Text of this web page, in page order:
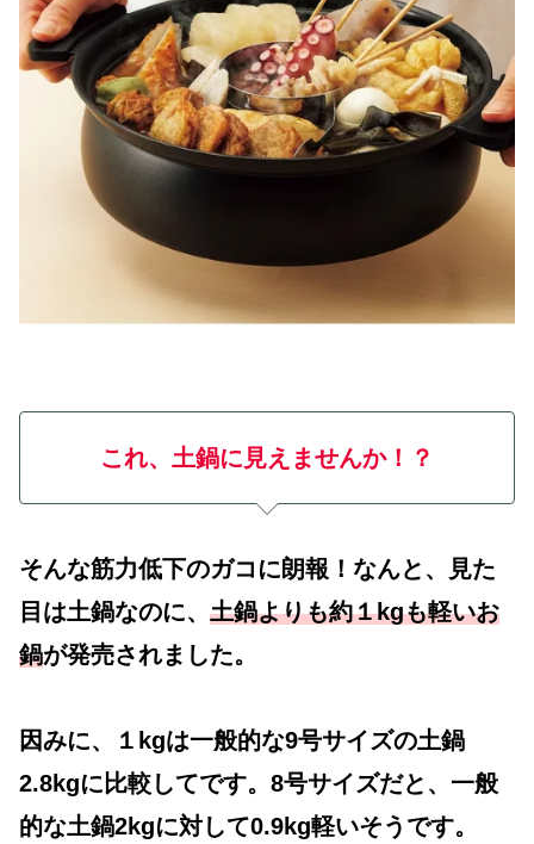
これ、土鍋に見えませんか！？
そんな筋力低下のガコに朗報！なんと、見た
目は土鍋なのに、 土鍋よりも約１kgも軽いお
鍋が発売されました。
因みに、１kgは一般的な9号サイズの土鍋
2.8kgに比較してです。8号サイズだと、一般
的な土鍋2kgに対して0.9kg軽いそうです。